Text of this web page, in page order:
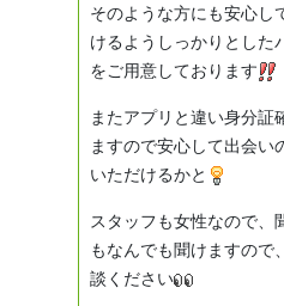
そのような方にも安心し
けるようしっかりとした
をご用意しております
またアプリと違い身分証
ますので安心して出会い
いただけるかと
スタッフも女性なので、
もなんでも聞けますので
談ください